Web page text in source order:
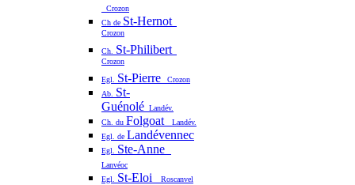
Crozon
Ch de St-Hernot
Crozon
Ch. St-Philibert
Crozon
Egl. St-Pierre
Crozon
Ab. St-
Guénolé Landév.
Ch. du Folgoat
Landév.
Egl. de Landévennec
Egl. Ste-Anne
Lanvéoc
Egl. St-Eloi
Roscanvel